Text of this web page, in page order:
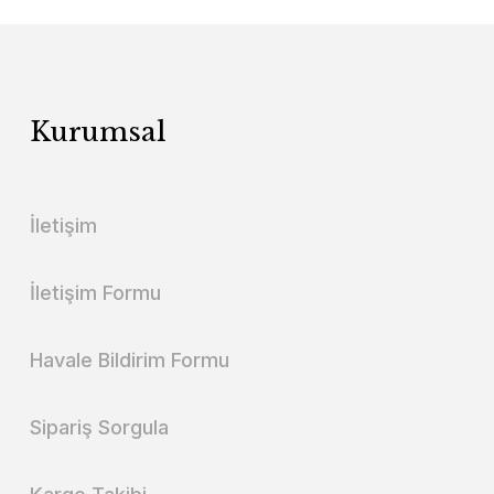
Kurumsal
İletişim
İletişim Formu
Havale Bildirim Formu
Sipariş Sorgula